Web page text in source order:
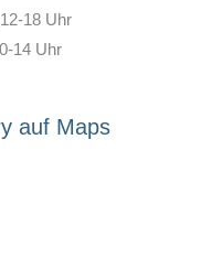
18 Uhr
14 Uhr
auf Maps